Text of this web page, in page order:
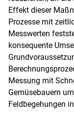
Effekt dieser
Prozesse mit
Messwerten
konsequente
Messung mit
Gemüsebauern
Feldbegehungen